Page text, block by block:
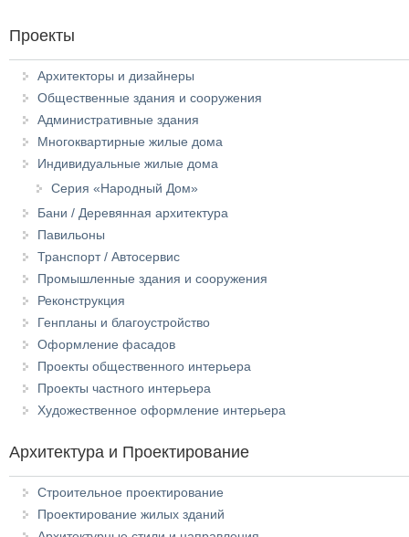
Проекты
Архитекторы и дизайнеры
Общественные здания и сооружения
Административные здания
Многоквартирные жилые дома
Индивидуальные жилые дома
Серия «Народный Дом»
Бани / Деревянная архитектура
Павильоны
Транспорт / Автосервис
Промышленные здания и сооружения
Реконструкция
Генпланы и благоустройство
Оформление фасадов
Проекты общественного интерьера
Проекты частного интерьера
Художественное оформление интерьера
Архитектура и Проектирование
Строительное проектирование
Проектирование жилых зданий